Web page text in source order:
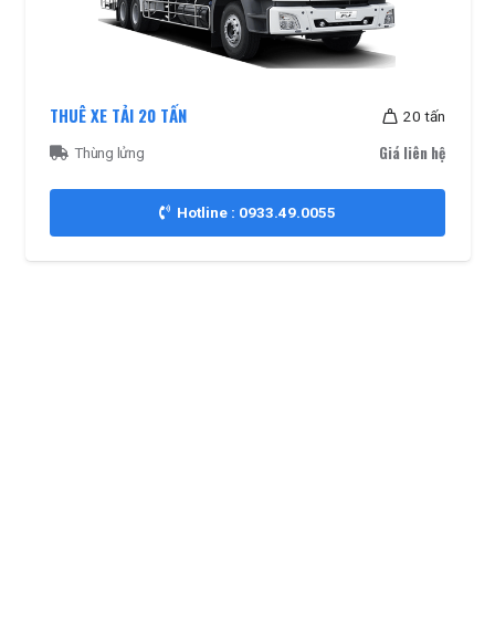
THUÊ XE TẢI 20 TẤN 20 tấn
Thùng lửng Giá liên hệ
Hotline : 0933.49.0055